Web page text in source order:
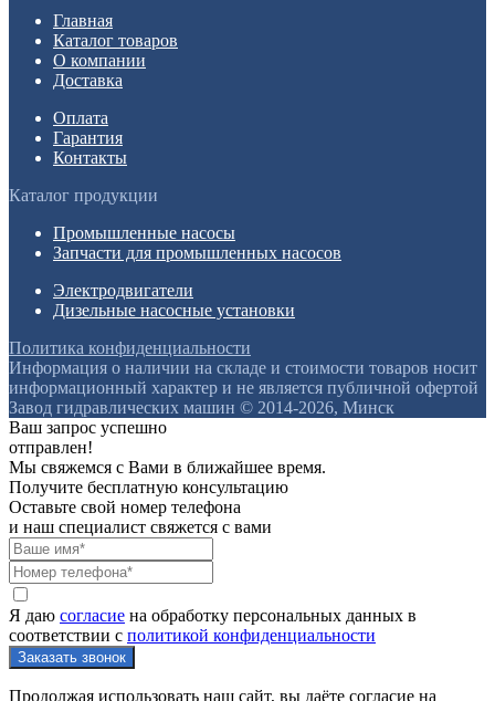
Главная
Каталог товаров
О компании
Доставка
Оплата
Гарантия
Контакты
Каталог продукции
Промышленные насосы
Запчасти для промышленных насосов
Электродвигатели
Дизельные насосные установки
Политика конфиденциальности
Информация о наличии на складе и стоимости товаров носит
информационный характер и не является публичной офертой
Завод гидравлических машин © 2014-2026, Минск
Ваш запрос успешно
отправлен!
Мы свяжемся с Вами в ближайшее время.
Получите бесплатную консультацию
Оставьте свой номер телефона
и наш специалист свяжется с вами
Я даю согласие на обработку персональных данных в
соответствии с политикой конфиденциальности
Продолжая использовать наш сайт, вы даёте согласие на